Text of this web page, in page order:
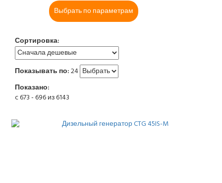
Выбрать по параметрам
Сортировка:
Показывать по:24
Показано:
c 673 - 696 из 6143